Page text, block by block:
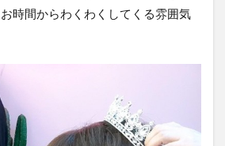
時間からわくわくしてくる雰囲気